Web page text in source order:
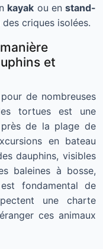
kayak ou enstand-
criques isolées.
et
de nombreuses
tortues est une
près de la plage de
en bateau
dauphins, visibles
baleines à bosse,
fondamental de
une charte
ces animaux